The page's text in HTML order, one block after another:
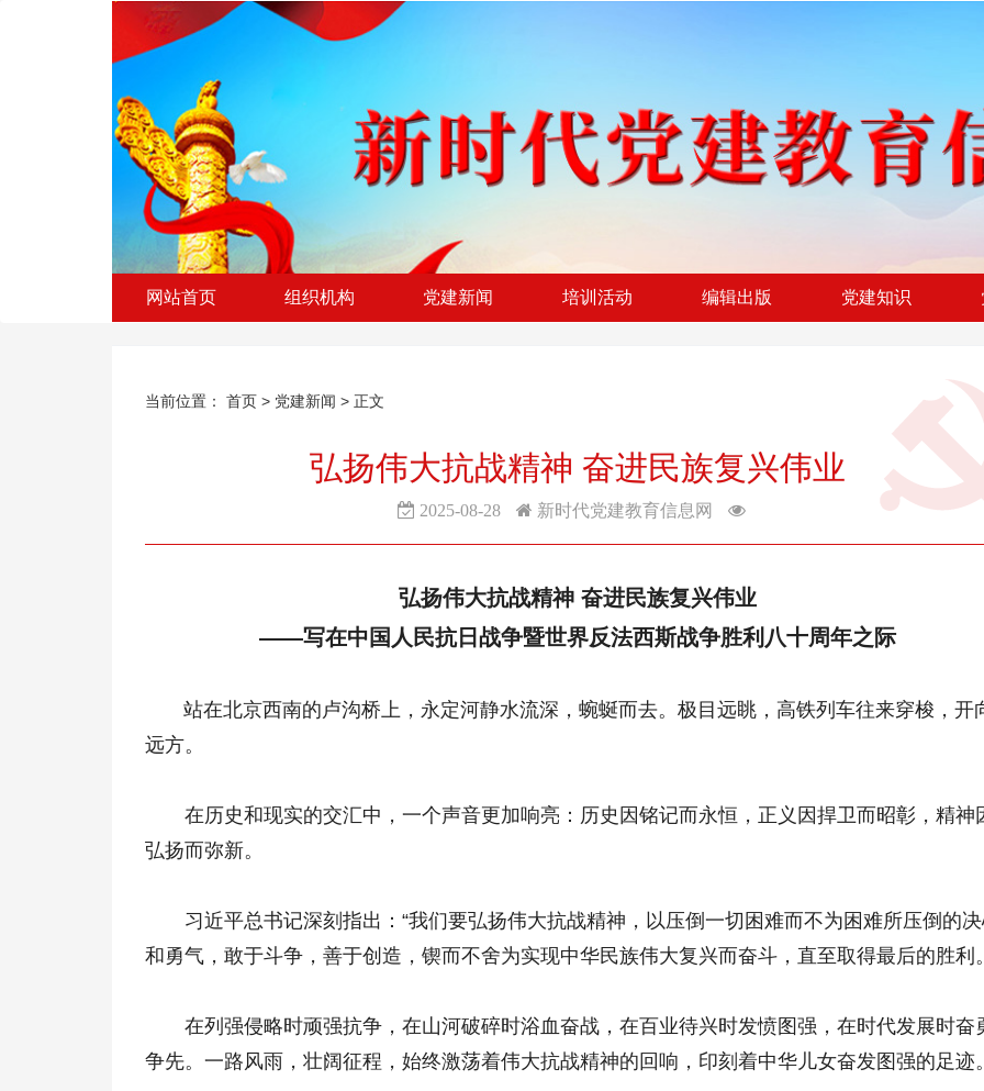
网站首页 组织机构 党建新闻 培训活动 编辑出版 党建知识
当前位置： 首页 > 党建新闻 > 正文
弘扬伟大抗战精神 奋进民族复兴伟业
2025-08-28 新时代党建教育信息网
弘扬伟大抗战精神 奋进民族复兴伟业
——写在中国人民抗日战争暨世界反法西斯战争胜利八十周年之际
站在北京西南的卢沟桥上，永定河静水流深，蜿蜒而去。极目远眺，高铁列车往来穿梭，开
远方。
在历史和现实的交汇中，一个声音更加响亮：历史因铭记而永恒，正义因捍卫而昭彰，精神
弘扬而弥新。
习近平总书记深刻指出：“我们要弘扬伟大抗战精神，以压倒一切困难而不为困难所压倒的
和勇气，敢于斗争，善于创造，锲而不舍为实现中华民族伟大复兴而奋斗，直至取得最后的胜利
在列强侵略时顽强抗争，在山河破碎时浴血奋战，在百业待兴时发愤图强，在时代发展时奋
争先。一路风雨，壮阔征程，始终激荡着伟大抗战精神的回响，印刻着中华儿女奋发图强的足迹。